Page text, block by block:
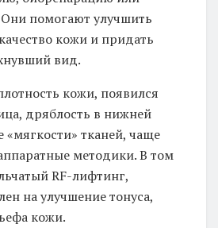
помогают улучшить
кожи и придать
вид.
кожи, появился
дряблость в нижней
тканей, чаще
методики. В том
RF-лифтинг,
на улучшение тонуса,
кожи.